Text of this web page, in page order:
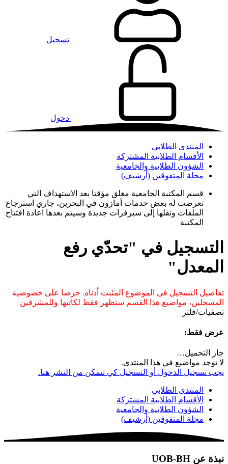
تسجيل
دخول
المنتدى الطلابي
الأقسام الطلابية المشتركة
الشؤون الطلابية والجامعية
مجلة المتفوقين (أرشيف)
قسم المكتبة الجامعية مغلق مؤقتا بعد الاستهداف التي
تعرضت له بعض خدمات أمازون في البحرين، جاري استرجاع
الملفات ونقلها إلى سيرفرات جديدة وسيتم بعدها اعادة افتتاح
المكتبة
التسجيل في "تحدّي رفع
المعدل"
تفاصيل التسجيل في الموضوع المثبت أدناه. حرصا على خصوصية
المسجلين، مواضيع هذا القسم ستظهر فقط لكاتبها وللمشرفين
تصفيات/فلتر
عرض فقط:
جار التحميل…
لا توجد مواضيع في هذا المنتدى.
يجب تسجيل الدخول أو التسجيل كي تتمكن من النشر هنا.
المنتدى الطلابي
الأقسام الطلابية المشتركة
الشؤون الطلابية والجامعية
مجلة المتفوقين (أرشيف)
نبذة عن UOB-BH